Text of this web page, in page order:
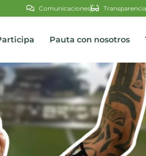
Comunicaciones Transparencia
Pauta con nosotros